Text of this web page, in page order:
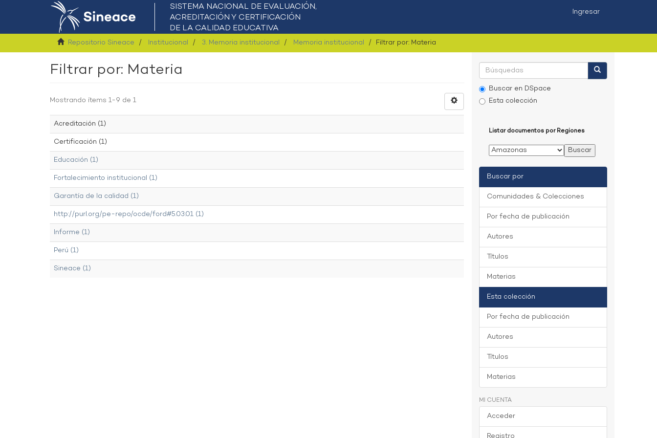
Ingresar
Repositorio Sineace Institucional 3. Memoria institucional Memoria institucional Filtrar por: Materia
Filtrar por: Materia
Mostrando ítems 1-9 de 1
Acreditación (1)
Certificación (1)
Educación (1)
Fortalecimiento institucional (1)
Garantía de la calidad (1)
http://purl.org/pe-repo/ocde/ford#5.03.01 (1)
Informe (1)
Perú (1)
Sineace (1)
Buscar en DSpace
Esta colección
Listar documentos por Regiones
Buscar por
Comunidades & Colecciones
Por fecha de publicación
Autores
Títulos
Materias
Esta colección
Por fecha de publicación
Autores
Títulos
Materias
MI CUENTA
Acceder